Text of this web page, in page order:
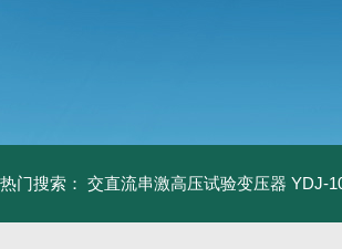
热门搜索： 交直流串激高压试验变压器 YDJ-